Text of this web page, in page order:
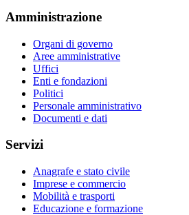
Amministrazione
Organi di governo
Aree amministrative
Uffici
Enti e fondazioni
Politici
Personale amministrativo
Documenti e dati
Servizi
Anagrafe e stato civile
Imprese e commercio
Mobilità e trasporti
Educazione e formazione